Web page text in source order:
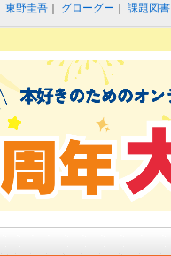
東野圭吾 グローグー 課題図書